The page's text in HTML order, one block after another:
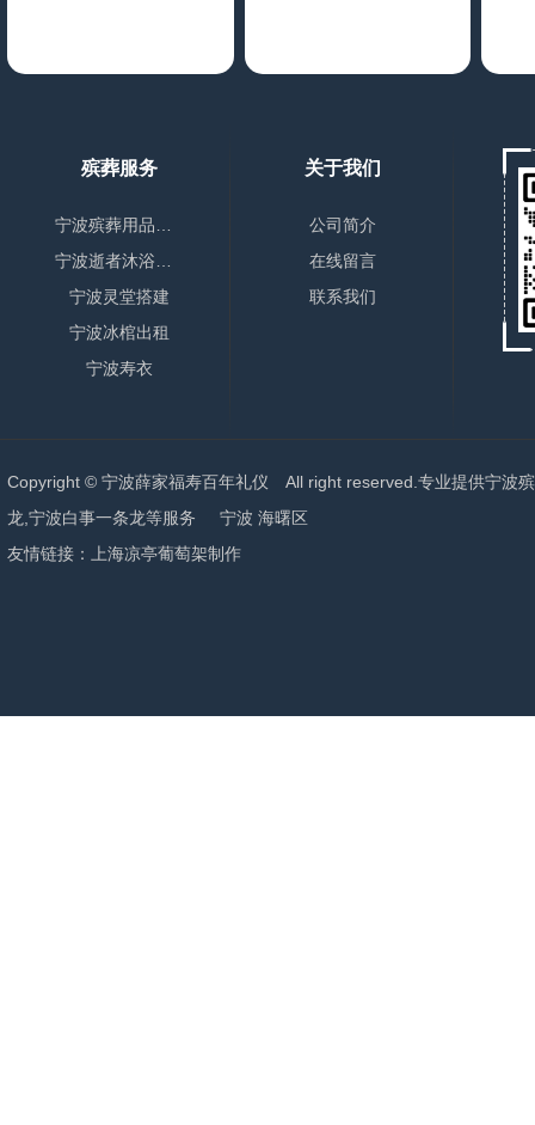
殡葬服务
宁波灵堂搭建
宁波冰棺出租
宁波寿衣
关于我们
公司简介
在线留言
联系我们
Copyright © 宁波薛家福寿百年礼仪 All right reserved.专业提供宁波
龙,宁波白事一条龙等服务 宁波 海曙区
友情链接：
上海凉亭葡萄架制作